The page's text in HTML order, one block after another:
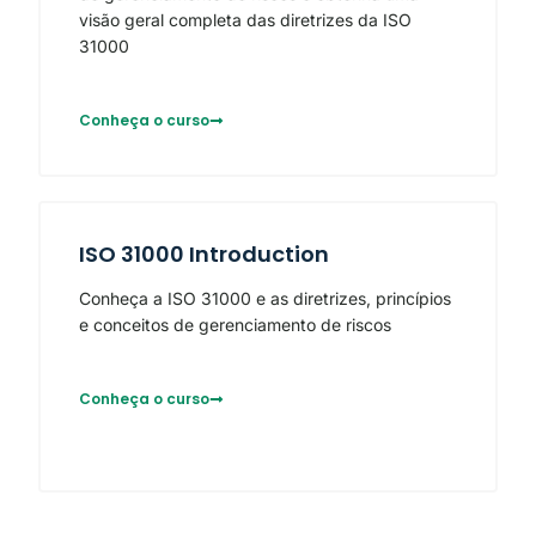
visão geral completa das diretrizes da ISO
31000
Conheça o curso
ISO 31000 Introduction
Conheça a ISO 31000 e as diretrizes, princípios
e conceitos de gerenciamento de riscos
Conheça o curso